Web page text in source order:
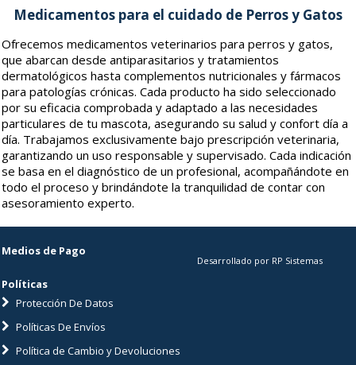
Medicamentos para el cuidado de Perros y Gatos
Ofrecemos medicamentos veterinarios para perros y gatos,
que abarcan desde antiparasitarios y tratamientos
dermatológicos hasta complementos nutricionales y fármacos
para patologías crónicas. Cada producto ha sido seleccionado
por su eficacia comprobada y adaptado a las necesidades
particulares de tu mascota, asegurando su salud y confort día a
día. Trabajamos exclusivamente bajo prescripción veterinaria,
garantizando un uso responsable y supervisado. Cada indicación
se basa en el diagnóstico de un profesional, acompañándote en
todo el proceso y brindándote la tranquilidad de contar con
asesoramiento experto.
Medios de Pago
Políticas
Protección De Datos
Políticas De Envíos
Política de Cambio y Devoluciones
Desarrollado por RP Sistemas